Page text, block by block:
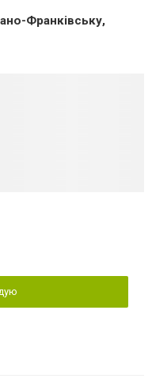
Франківську,